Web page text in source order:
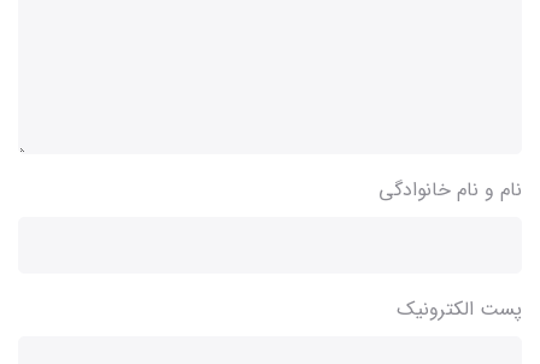
نام و نام خانوادگی
پست الکترونیک